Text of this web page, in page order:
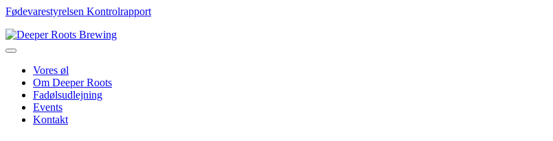
Fødevarestyrelsen Kontrolrapport
Vores øl
Om Deeper Roots
Fadølsudlejning
Events
Kontakt